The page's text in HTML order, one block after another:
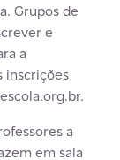
Grupos de
e
a
inscrições
a
em sala